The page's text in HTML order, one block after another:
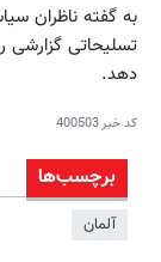
به گفته ناظران
تسلیحاتی گزارشی
دهد.
کد خبر400503
برچسب‌ها
آلمان